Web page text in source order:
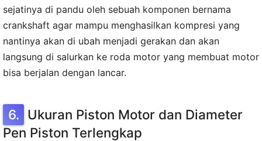
sejatinya di pandu oleh sebuah komponen bernama
crankshaft agar mampu menghasilkan kompresi yang
nantinya akan di ubah menjadi gerakan dan akan
langsung di salurkan ke roda motor yang membuat motor
bisa berjalan dengan lancar.
Ukuran Piston Motor dan Diameter
Pen Piston Terlengkap